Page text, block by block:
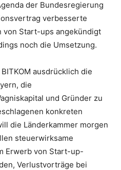
der Bundesregierung
verbesserte
von Start-ups angekündigt
noch die Umsetzung.
ausdrücklich die
die
und Gründer zu
konkreten
die Länderkammer morgen
steuerwirksame
Erwerb von Start-up-
Verlustvorträge bei